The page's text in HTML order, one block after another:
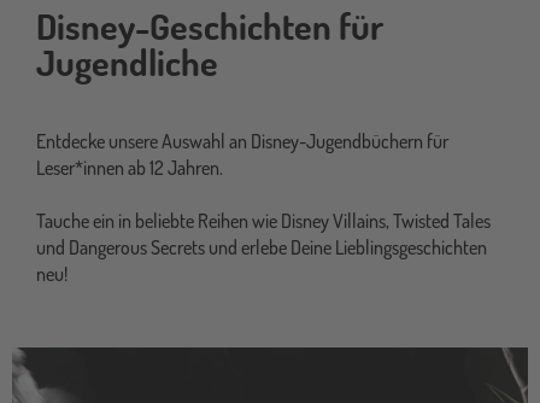
jugendbuch
Disney-Geschichten für
Jugendliche
Entdecke unsere Auswahl an Disney-Jugendbüchern für
Leser*innen ab 12 Jahren.
Tauche ein in beliebte Reihen wie Disney Villains, Twisted Tales
und Dangerous Secrets und erlebe Deine Lieblingsgeschichten
neu!
disney-
jugendbuch